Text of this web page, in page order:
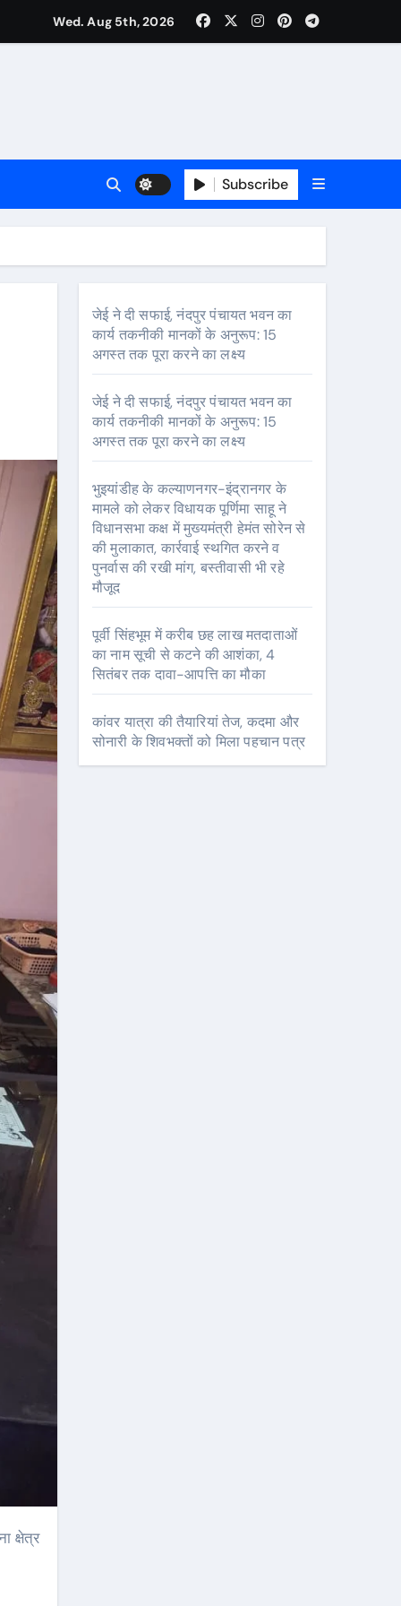
Wed. Aug 5th, 2026
Subscribe
क्षेत्र
जेई ने दी सफाई, नंदपुर पंचायत भवन का
कार्य तकनीकी मानकों के अनुरूप: 15
अगस्त तक पूरा करने का लक्ष्य
जेई ने दी सफाई, नंदपुर पंचायत भवन का
कार्य तकनीकी मानकों के अनुरूप: 15
अगस्त तक पूरा करने का लक्ष्य
भुइयांडीह के कल्याणनगर-इंद्रानगर के
मामले को लेकर विधायक पूर्णिमा साहू ने
विधानसभा कक्ष में मुख्यमंत्री हेमंत सोरेन से
की मुलाकात, कार्रवाई स्थगित करने व
पुनर्वास की रखी मांग, बस्तीवासी भी रहे
मौजूद
पूर्वी सिंहभूम में करीब छह लाख मतदाताओं
का नाम सूची से कटने की आशंका, 4
सितंबर तक दावा-आपत्ति का मौका
कांवर यात्रा की तैयारियां तेज, कदमा और
सोनारी के शिवभक्तों को मिला पहचान पत्र